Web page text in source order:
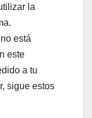
la
está
este
a tu
sigue estos